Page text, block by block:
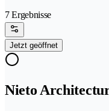
7 Ergebnisse
Jetzt geöffnet
Nieto